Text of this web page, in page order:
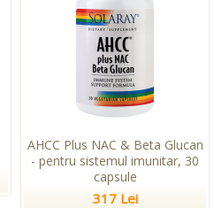
AHCC Plus NAC & Beta Glucan
- pentru sistemul imunitar, 30
capsule
317 Lei